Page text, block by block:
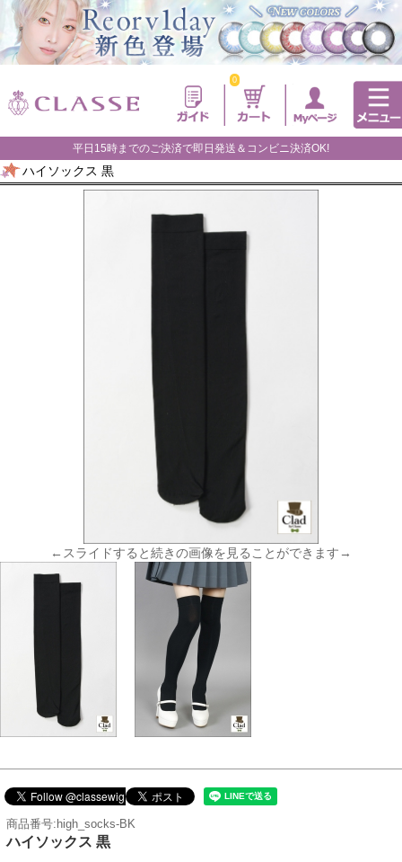
0
平日15時までのご決済で即日発送＆コンビニ決済OK!
ハイソックス 黒
←スライドすると続きの画像を見ることができます→
商品番号:high_socks-BK
ハイソックス 黒